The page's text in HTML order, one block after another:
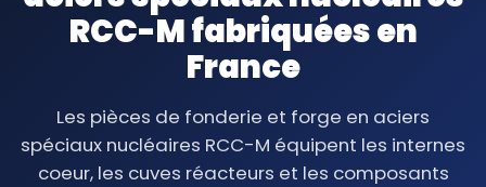
RCC-M fabriquées en
France
Les pièces de fonderie et forge en aciers
spéciaux nucléaires RCC-M équipent les internes
coeur, les cuves réacteurs et les composants